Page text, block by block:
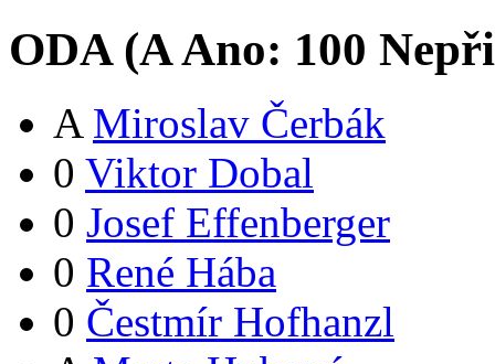
ODA (AAno: 100
A Miroslav Čerbák
0 Viktor Dobal
0 Josef Effenberger
0 René Hába
0 Čestmír Hofhanzl